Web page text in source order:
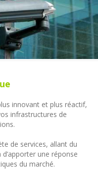
innovant et plus réactif,
infrastructures de
de services, allant du
d’apporter une réponse
du marché.